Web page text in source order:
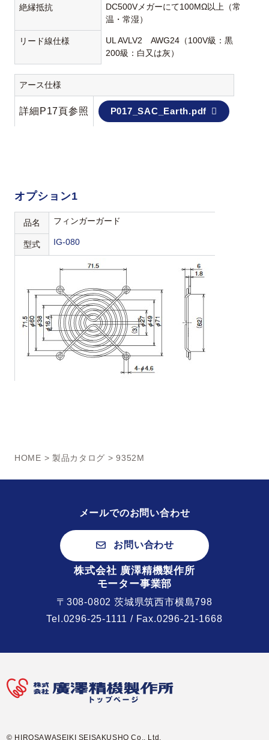
絶縁抵抗
DC500Vメガーにて100MΩ以上（常
温・常湿）
リード線仕様
UL AVLV2 AWG24（100V級：黒
200級：白又は灰）
アース仕様
詳細P17頁参照 P017_SAC_Earth.pdf
オプション1
品名 フィンガーガード
型式 IG-080
HOME > 製品カタログ > 9352M
メールでのお問い合わせ
お問い合わせ
株式会社 廣澤精機製作所
モーター事業部
〒308-0802 茨城県筑西市横島798
Tel.0296-25-1111 / Fax.0296-21-1668
© HIROSAWASEIKI SEISAKUSHO Co., Ltd.